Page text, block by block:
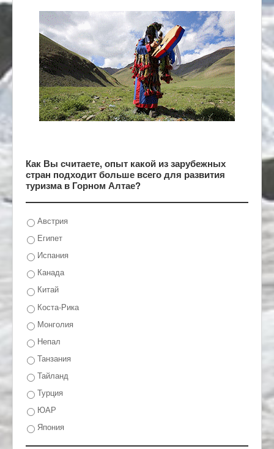
Как Вы считаете, опыт какой из зарубежных
стран подходит больше всего для развития
туризма в Горном Алтае?
Австрия
Египет
Испания
Канада
Китай
Коста-Рика
Монголия
Непал
Танзания
Тайланд
Турция
ЮАР
Япония